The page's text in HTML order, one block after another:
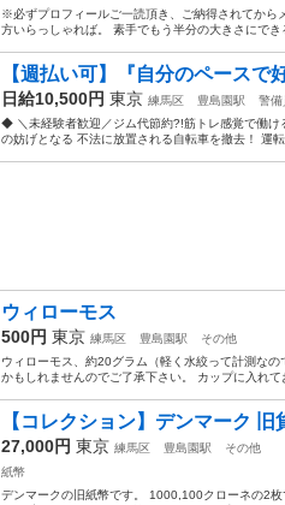
※必ずプロフィールご一読頂き、ご納得されてから
方いらっしゃれば。 素手でもう半分の大きさにで
【週払い可】『自分のペース
日給10,500円 東京 練馬区 豊島園駅
警備
◆ ＼未経験者歓迎／ジム代節約?!筋トレ感覚で働
の妨げとなる 不法に放置される自転車を撤去！ 運
ウィローモス
500円 東京 練馬区 豊島園駅
その他
ウィローモス、約20グラム（軽く水絞って計測な
かもしれませんのでご了承下さい。 カップに入れて
【コレクション】デンマーク 旧
27,000円 東京 練馬区 豊島園駅
その他
紙幣
デンマークの旧紙幣です。 1000,100クローネの2